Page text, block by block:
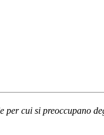
per cui si preoccupano